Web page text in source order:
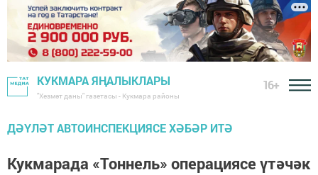
КУКМАРА ЯҢАЛЫКЛАРЫ
"Хезмәт даны" газетасы - Кукмара районы
16+
ДӘҮЛӘТ АВТОИНСПЕКЦИЯСЕ ХӘБӘР ИТӘ
Кукмарада «Тоннель» операциясе үтәчәк